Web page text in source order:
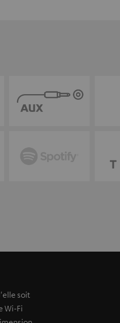
soit
Wi-Fi